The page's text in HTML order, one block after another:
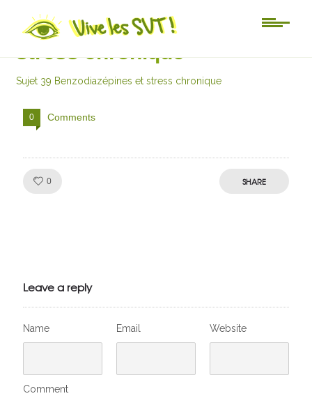
Sujet 39 Benzodiazépines et
stress chronique
Sujet 39 Benzodiazépines et stress chronique
0 Comments
0 SHARE
Leave a reply
Name Email Website
Comment